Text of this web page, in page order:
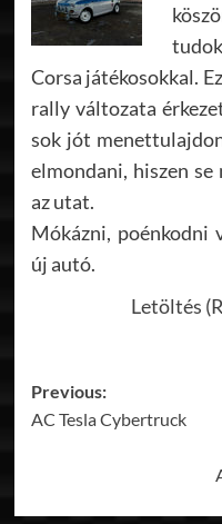
Corsa játékosokkal.
rally változata
sok jót
elmondani, hiszen
az utat.
Mókázni, poénkodni
új autó.
Letöltés
Post
navigation
Previous:
AC Tesla Cybertruck